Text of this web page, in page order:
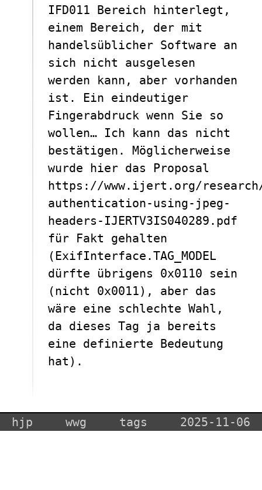
IFD011 Bereich hinterlegt,
einem Bereich, der mit
handelsüblicher Software an
sich nicht ausgelesen
werden kann, aber vorhanden
ist. Ein eindeutiger
Fingerabdruck wenn Sie so
wollen… Ich kann das nicht
bestätigen. Möglicherweise
wurde hier das Proposal
https://www.ijert.org/
authentication-using-jpeg-
headers-IJERTV3IS040289.pdf
für Fakt gehalten
(ExifInterface.TAG_MODEL
dürfte übrigens 0x0110 sein
(nicht 0x0011), aber das
wäre eine schlechte Wahl,
da dieses Tag ja bereits
eine definierte Bedeutung
hat).
hjp wwg tags 2025-11-06